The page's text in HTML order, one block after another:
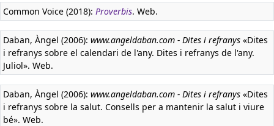
Common Voice (2018): Proverbis. Web.
Daban, Àngel (2006): www.angeldaban.com - Dites i refranys «Dites
i refranys sobre el calendari de l'any. Dites i refranys de l'any.
Juliol». Web.
Daban, Àngel (2006): www.angeldaban.com - Dites i refranys «Dites
i refranys sobre la salut. Consells per a mantenir la salut i viure
bé». Web.